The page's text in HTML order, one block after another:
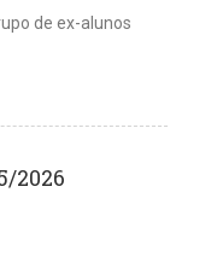
de ex-alunos
2026